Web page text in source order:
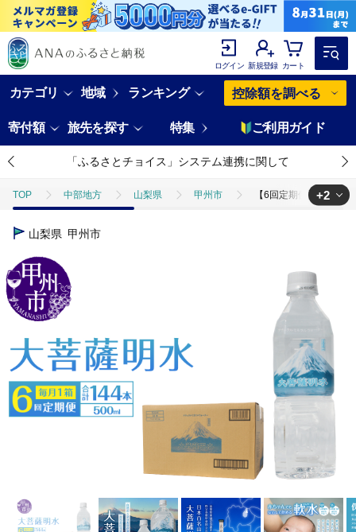
ログイン 新規登録 カート
カテゴリ 地域 ランキング 控除額を調べる
寄付額 旅先を探す 特集 ご利用ガイド
「ふるさとチョイス」システム連携に関して
TOP 中部地方 山梨県 甲州市 【6回定期便】大菩薩
TOP
TOP
+2
山梨県 甲州市